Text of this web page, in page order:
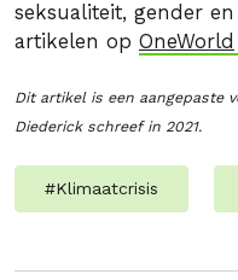
seksualiteit, gender
artikelen op OneWorld
Dit artikel is een aangepaste
Diederick schreef in 2021.
#Klimaatcrisis